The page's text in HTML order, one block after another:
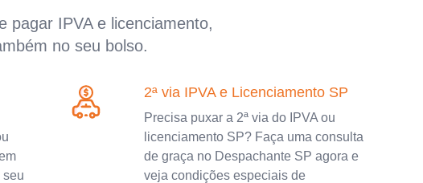
pagar IPVA e licenciamento,
no seu bolso.
seu
2ª via IPVA e Licenciamento SP
Precisa puxar a 2ª via do IPVA ou
licenciamento SP? Faça uma consulta
de graça no Despachante SP agora e
veja condições especiais de